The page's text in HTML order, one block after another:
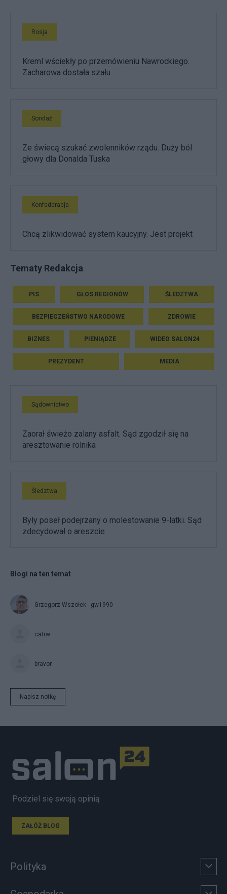
Rosja
Kreml wściekły po przemówieniu Nawrockiego.
Zacharowa dostała szału
Sondaż
Ze świecą szukać zwolenników rządu. Duży ból
głowy dla Donalda Tuska
Konfederacja
Chcą zlikwidować system kaucyjny. Jest projekt
Tematy Redakcja
PIS GŁOS REGIONÓW ŚLEDZTWA
BEZPIECZEŃSTWO NARODOWE ZDROWIE
BIZNES PIENIĄDZE WIDEO SALON24
PREZYDENT MEDIA
Sądownictwo
Zaorał świeżo zalany asfalt. Sąd zgodził się na
aresztowanie rolnika
Śledztwa
Były poseł podejrzany o molestowanie 9-latki. Sąd
zdecydował o areszcie
Blogi na ten temat
Grzegorz Wszołek - gw1990
catrw
bravor
Napisz notkę
Podziel się swoją opinią
ZAŁÓŻ BLOG
Polityka